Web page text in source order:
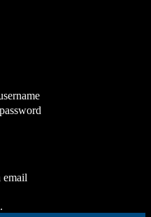
email